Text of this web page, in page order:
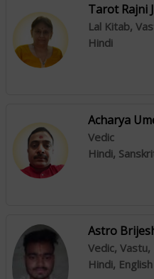
Tarot Rajni
Hindi
Acharya
Vedic
Hindi,
Astro
Vedic,
Hindi, English